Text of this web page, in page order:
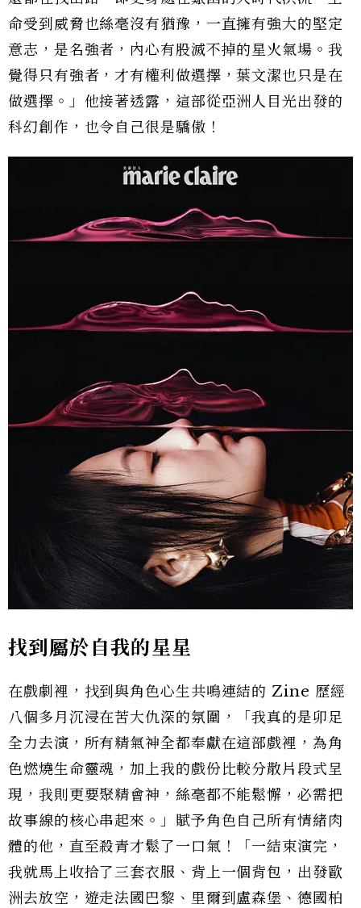
命受到威脅也絲毫沒有猶豫，一直擁有強大的堅定
意志，是名強者，內心有股滅不掉的星火氣場。我
覺得只有強者，才有權利做選擇，葉文潔也只是在
做選擇。」他接著透露，這部從亞洲人目光出發的
科幻創作，也令自己很是驕傲！
找到屬於自我的星星
在戲劇裡，找到與角色心生共鳴連結的 Zine 歷經
八個多月沉浸在苦大仇深的氛圍，「我真的是卯足
全力去演，所有精氣神全都奉獻在這部戲裡，為角
色燃燒生命靈魂，加上我的戲份比較分散片段式呈
現，我則更要聚精會神，絲毫都不能鬆懈，必需把
故事線的核心串起來。」賦予角色自己所有情緒肉
體的他，直至殺青才鬆了一口氣！「一結束演完，
我就馬上收拾了三套衣服、背上一個背包，出發歐
洲去放空，遊走法國巴黎、里爾到盧森堡、德國柏